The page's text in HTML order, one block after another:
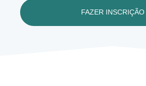
FAZER INSCRIÇÃO